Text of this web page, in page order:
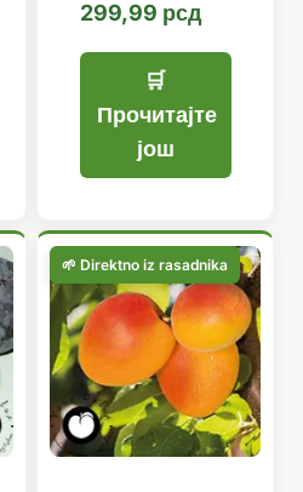
299,99 рсд
Прочитајте
још